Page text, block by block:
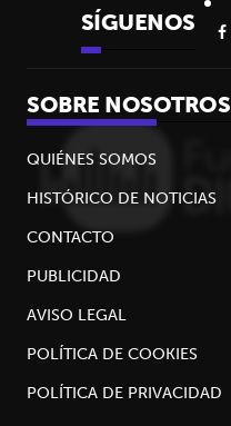
SÍGUENOS
SOBRE NOSOTROS
QUIÉNES SOMOS
HISTÓRICO DE NOTICIAS
CONTACTO
PUBLICIDAD
AVISO LEGAL
POLÍTICA DE COOKIES
POLÍTICA DE PRIVACIDAD